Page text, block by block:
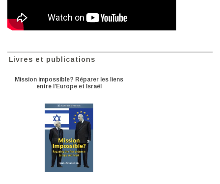
Livres et publications
Mission impossible? Réparer les liens
entre l’Europe et Israël